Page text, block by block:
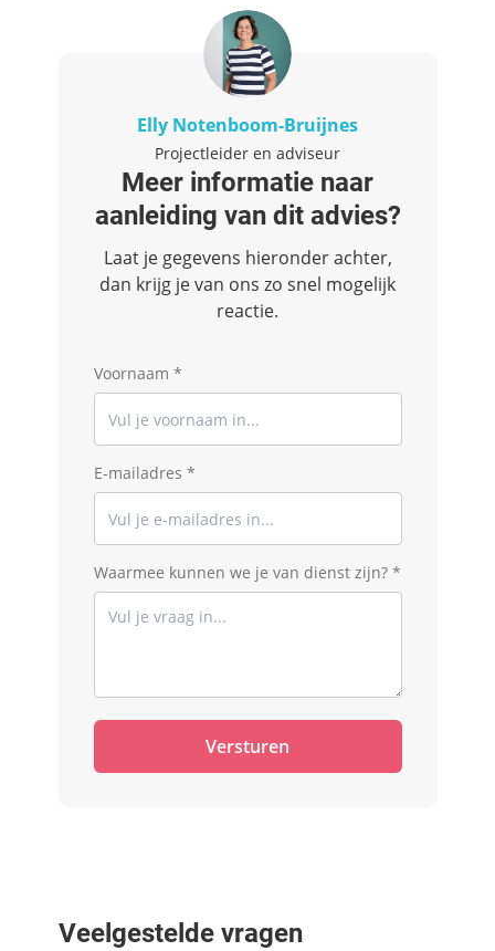
Meer informatie naar
aanleiding van dit advies?
Laat je gegevens hieronder achter,
dan krijg je van ons zo snel mogelijk
reactie.
Elly Notenboom-Bruijnes
Projectleider en adviseur
Voornaam *
E-mailadres *
Waarmee kunnen we je van dienst zijn? *
Versturen
Veelgestelde vragen